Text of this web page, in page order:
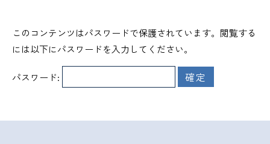
このコンテンツはパスワードで保護されています。閲覧する
には以下にパスワードを入力してください。
パスワード: